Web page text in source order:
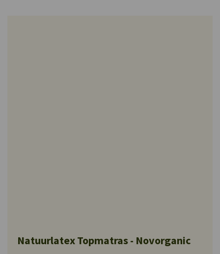
Natuurlatex Topmatras - Novorganic